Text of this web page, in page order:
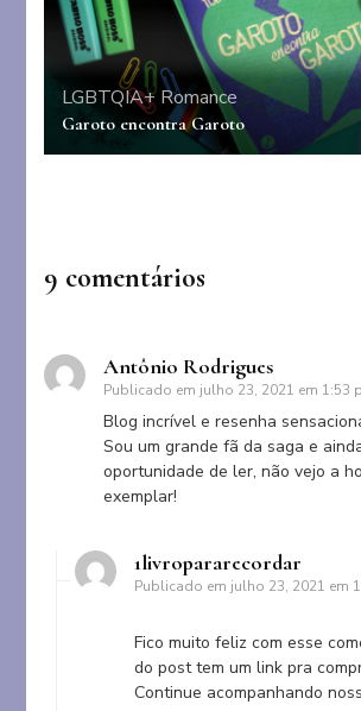
LGBTQIA+ Romance
Garoto encontra Garoto
9 comentários
Antônio Rodrigues
Publicado em julho 23, 2021 em 1:53
Blog incrível e resenha
Sou um grande fã da saga e
oportunidade de ler, não vejo a
exemplar!
1livropararecordar
Publicado em julho 23, 2021 em
Fico muito feliz com esse
do post tem um link pra
Continue acompanhando